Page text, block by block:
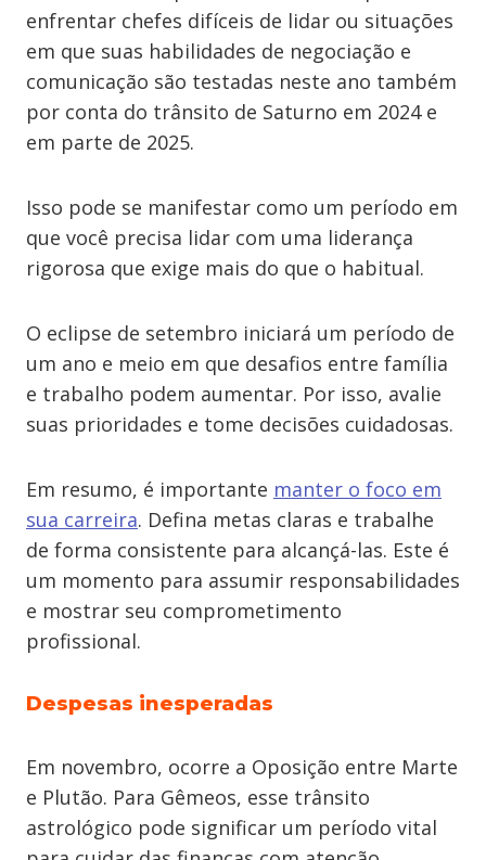
enfrentar chefes difíceis de lidar ou situações
em que suas habilidades de negociação e
comunicação são testadas neste ano também
por conta do trânsito de Saturno em 2024 e
em parte de 2025.
Isso pode se manifestar como um período em
que você precisa lidar com uma liderança
rigorosa que exige mais do que o habitual.
O eclipse de setembro iniciará um período de
um ano e meio em que desafios entre família
e trabalho podem aumentar. Por isso, avalie
suas prioridades e tome decisões cuidadosas.
Em resumo, é importante manter o foco em
sua carreira. Defina metas claras e trabalhe
de forma consistente para alcançá-las. Este é
um momento para assumir responsabilidades
e mostrar seu comprometimento
profissional.
Despesas inesperadas
Em novembro, ocorre a Oposição entre Marte
e Plutão. Para Gêmeos, esse trânsito
astrológico pode significar um período vital